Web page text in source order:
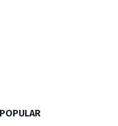
POPULAR